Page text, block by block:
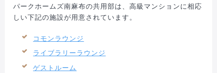
パークホームズ南麻布の共用部は、高級マンションに相応
しい下記の施設が用意されています。
コモンラウンジ
ライブラリーラウンジ
ゲストルーム